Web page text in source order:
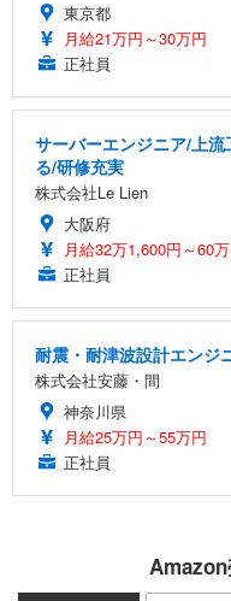
東京都
月給21万円～30万円
正社員
サーバーエンジニア/上
る/研修充実
株式会社Le Lien
大阪府
月給32万1,600円～60
正社員
耐震・耐津波設計エンジ
株式会社安藤・間
神奈川県
月給25万円～55万円
正社員